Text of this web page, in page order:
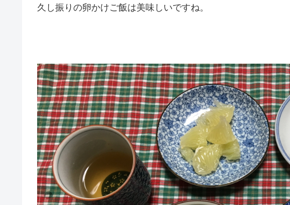
久し振りの卵かけご飯は美味しいですね。